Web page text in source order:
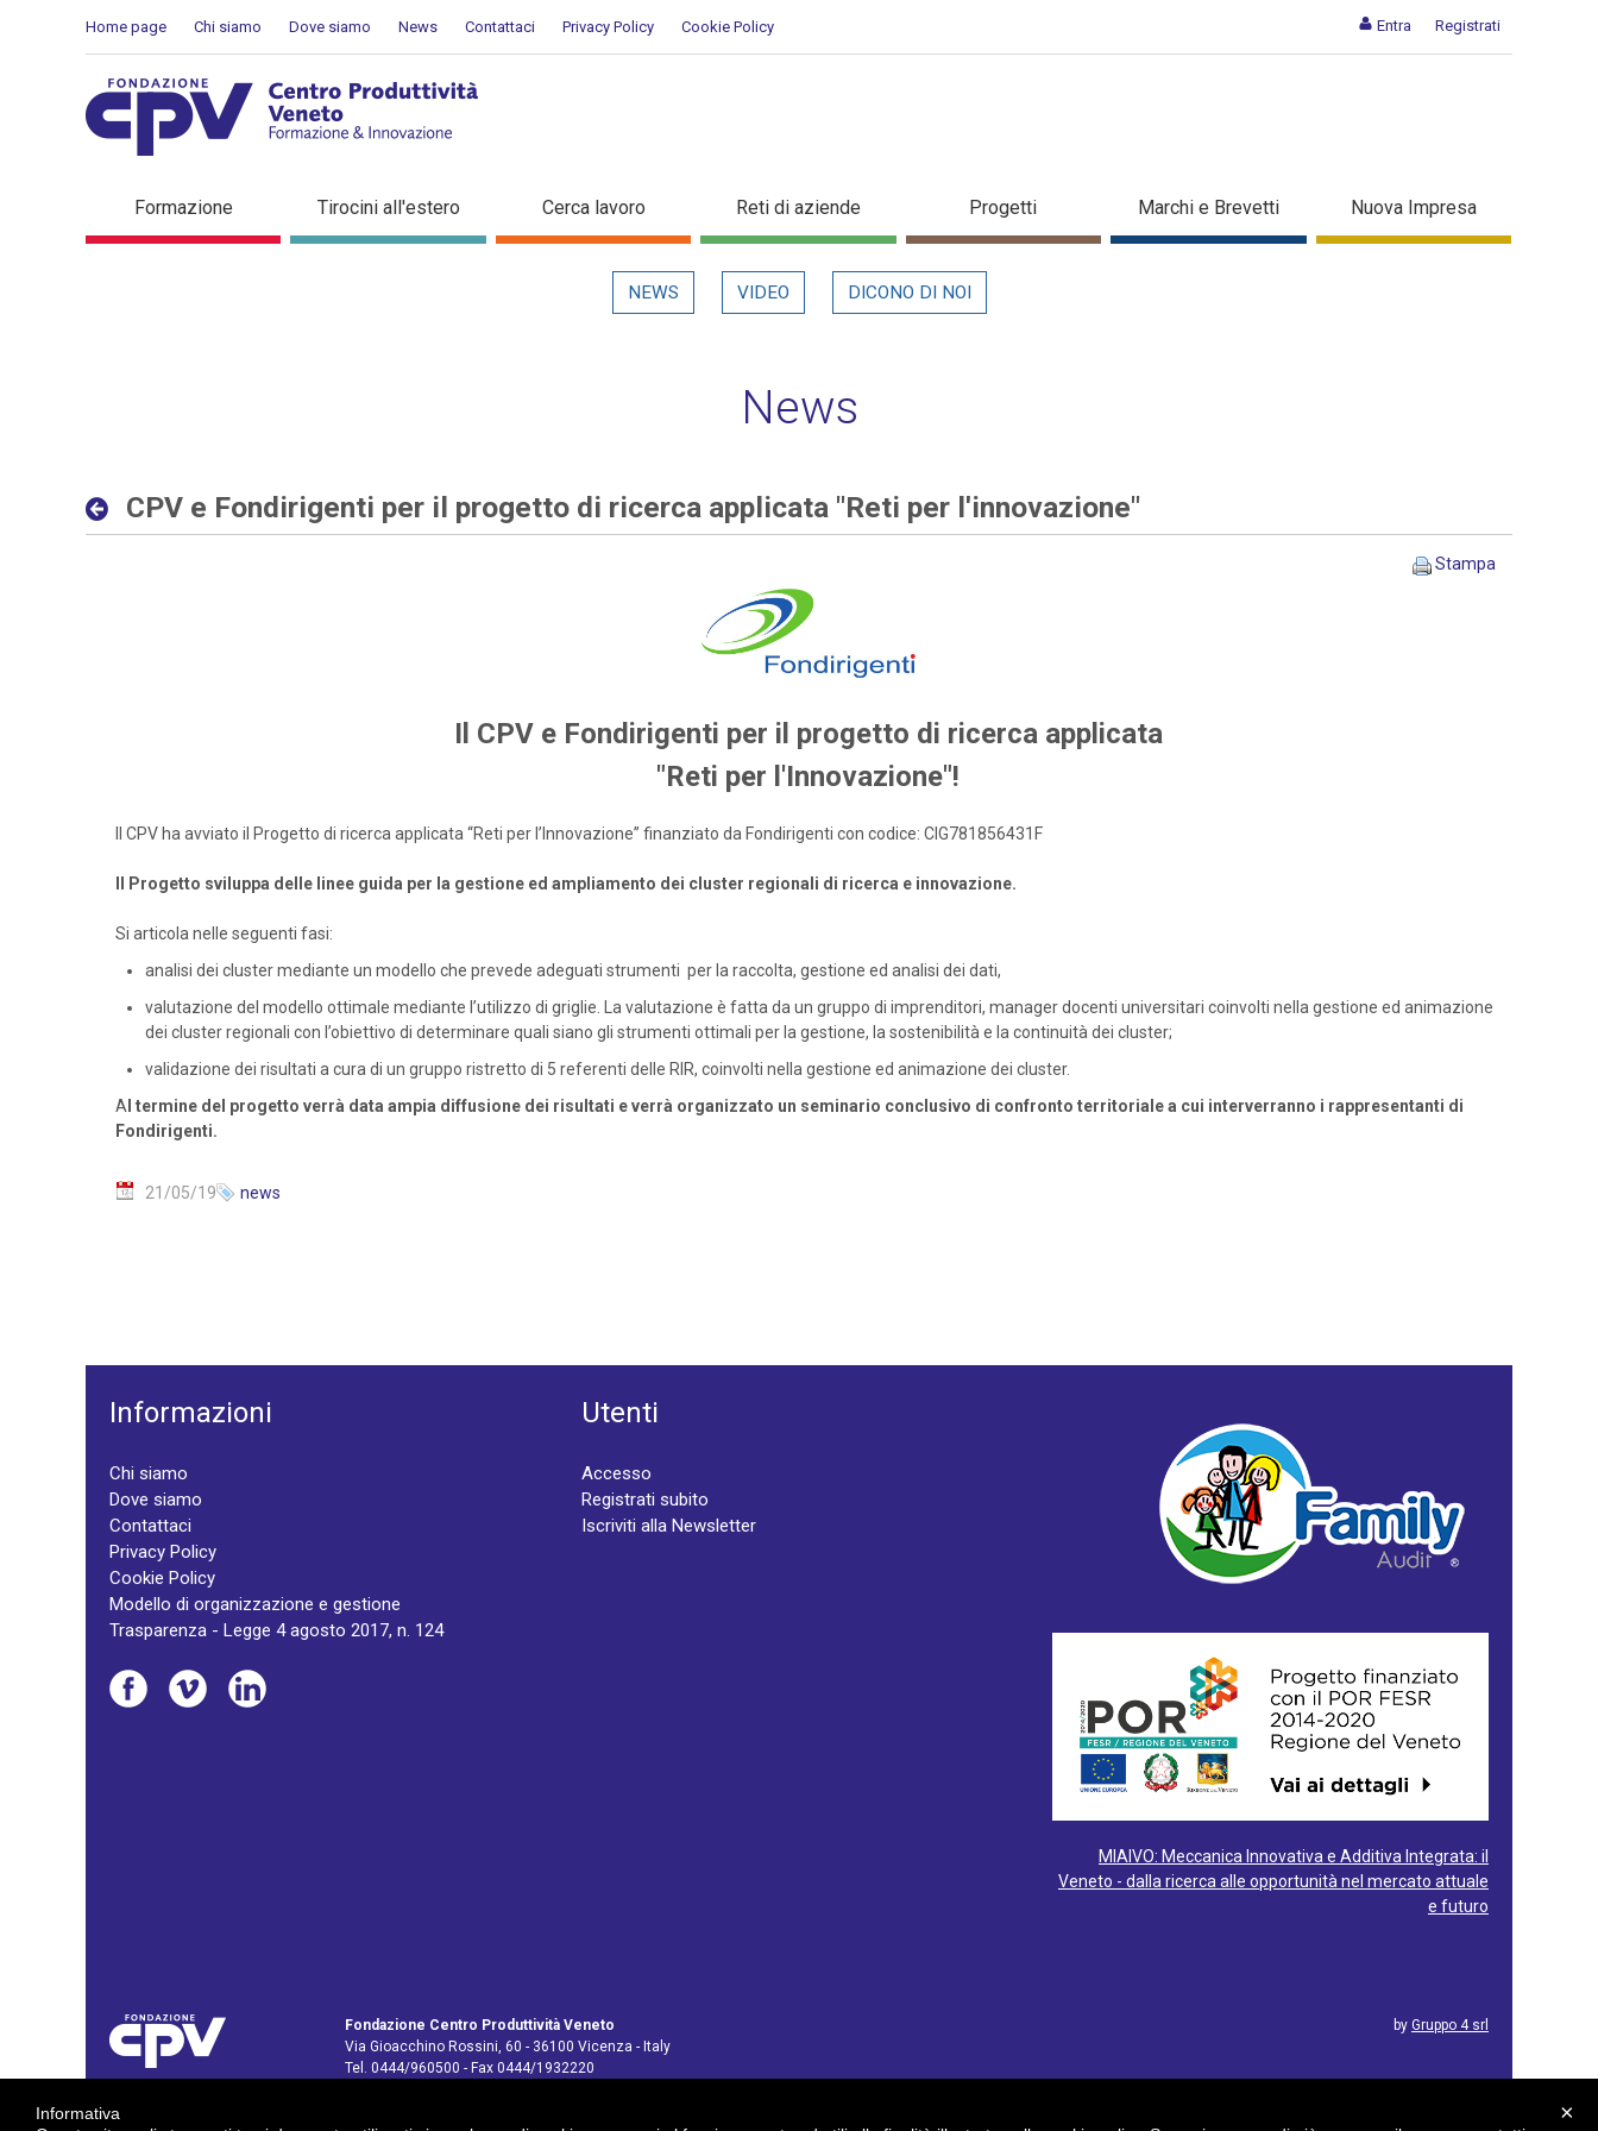
Entra Registrati
Home page Chi siamo Dove siamo News Contattaci Privacy Policy Cookie Policy
CPV e Fondirigenti per il progetto di ricerca applicata "Reti per l'innovazione" - Dettaglio
Formazione Tirocini all'estero Cerca lavoro Reti di aziende Progetti Marchi e Brevetti Nuova Impresa
NEWS VIDEO DICONO DI NOI
News
CPV e Fondirigenti per il progetto di ricerca applicata "Reti per l'innovazione"
Stampa
Il CPV e Fondirigenti per il progetto di ricerca applicata
"Reti per l'Innovazione"!
Il CPV ha avviato il Progetto di ricerca applicata “Reti per l’Innovazione” finanziato da Fondirigenti con codice: CIG781856431F
Il Progetto sviluppa delle linee guida per la gestione ed ampliamento dei cluster regionali di ricerca e innovazione.
Si articola nelle seguenti fasi:
analisi dei cluster mediante un modello che prevede adeguati strumenti per la raccolta, gestione ed analisi dei dati,
valutazione del modello ottimale mediante l’utilizzo di griglie. La valutazione è fatta da un gruppo di imprenditori, manager docenti universitari coinvolti nella gestione ed animazione
dei cluster regionali con l’obiettivo di determinare quali siano gli strumenti ottimali per la gestione, la sostenibilità e la continuità dei cluster;
validazione dei risultati a cura di un gruppo ristretto di 5 referenti delle RIR, coinvolti nella gestione ed animazione dei cluster.
A l termine del progetto verrà data ampia diffusione dei risultati e verrà organizzato un seminario conclusivo di confronto territoriale a cui interverranno i rappresentanti di
Fondirigenti.
21/05/19 news
Informazioni
Chi siamo
Dove siamo
Contattaci
Privacy Policy
Cookie Policy
Modello di organizzazione e gestione
Trasparenza - Legge 4 agosto 2017, n. 124
Utenti
Accesso
Registrati subito
Iscriviti alla Newsletter
MIAIVO: Meccanica Innovativa e Additiva Integrata: il
Veneto - dalla ricerca alle opportunità nel mercato attuale
e futuro
Fondazione Centro Produttività Veneto
Via Gioacchino Rossini, 60 - 36100 Vicenza - Italy
Tel. 0444/960500 - Fax 0444/1932220
by Gruppo 4 srl
×
Informativa